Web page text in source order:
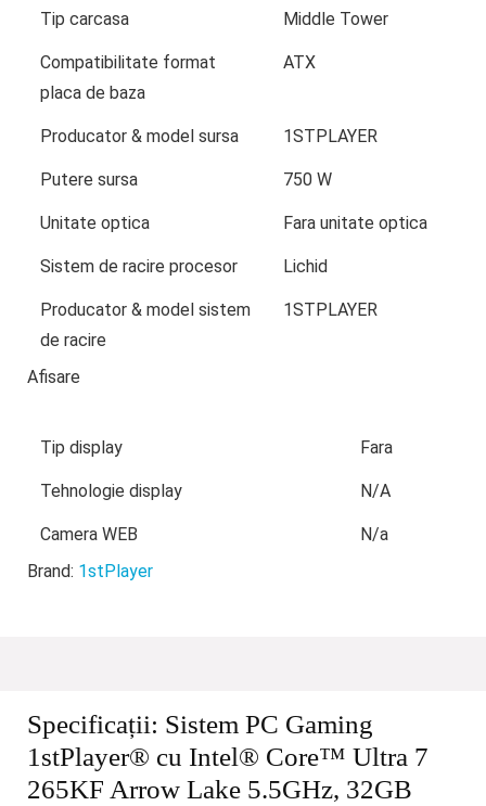
Tip carcasa Middle Tower
Compatibilitate format
placa de baza
ATX
Producator & model sursa 1STPLAYER
Putere sursa 750 W
Unitate optica Fara unitate optica
Sistem de racire procesor Lichid
Producator & model sistem
de racire
1STPLAYER
Afisare
Tip display Fara
Tehnologie display N/A
Camera WEB
N/a
Brand: 1stPlayer
Specificații: Sistem PC Gaming
1stPlayer® cu Intel® Core™ Ultra 7
265KF Arrow Lake 5.5GHz, 32GB